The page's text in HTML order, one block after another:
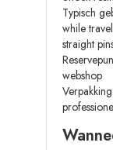
Typisch
while
straight
webshop